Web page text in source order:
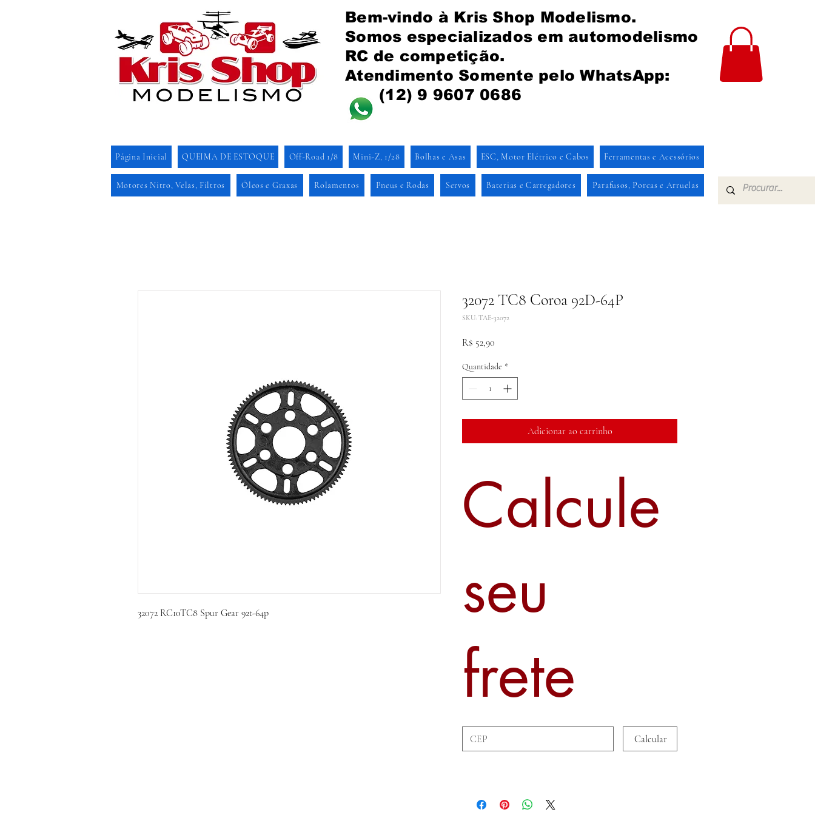
Bem-vindo à Kris Shop Modelismo.
Somos especializados em automodelismo
RC de competição.
Atendimento Somente pelo WhatsApp:
(12) 9 9607 0686
Página Inicial QUEIMA DE ESTOQUE Off-Road 1/8 Mini-Z, 1/28 Bolhas e Asas ESC, Motor Elétrico e Cabos Ferramentas e Acessórios
Motores Nitro, Velas, Filtros Óleos e Graxas Rolamentos Pneus e Rodas Servos Baterias e Carregadores Parafusos, Porcas e Arruelas
32072 RC10TC8 Spur Gear 92t-64p
32072 TC8 Coroa 92D-64P
SKU: TAE-32072
R$ 52,90
Quantidade *
Adicionar ao carrinho
Calcule
seu
frete
Calcular